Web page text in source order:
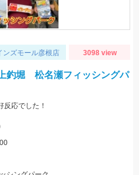
ンズモール彦根店 3098 view
釣堀 松名瀬フィッシングパ
反応でした！